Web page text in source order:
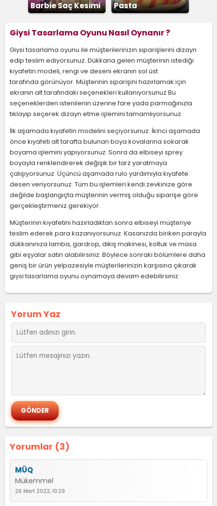
Barbie Saç Kesimi Pasta
Giysi Tasarlama Oyunu Nasıl Oynanır ?
Giysi tasarlama oyunu ile müşterilerinizin siparişlerini dizayn
edip teslim ediyorsunuz. Dükkana gelen müşterinin istediği
kıyafetin modeli, rengi ve deseni ekranın sol üst
tarafında görünüyor. Müşterinin siparişini hazırlamak için
ekranın alt tarafındaki seçenekleri kullanıyorsunuz Bu
seçeneklerden istenilenin üzerine fare yada parmağınızla
tıklayıp seçerek dizayn etme işlemini tamamlıyorsunuz.
İlk aşamada kıyafetin modelini seçiyorsunuz. İkinci aşamada
önce kıyafeti alt tarafta bulunan boya kovalarına sokarak
boyama işlemini yapıyorsunuz. Sonra da elbiseyi sprey
boyayla renklendirerek değişik bir tarz yaratmaya
çalışıyorsunuz. Üçüncü aşamada rulo yardımıyla kıyafete
desen veriyorsunuz. Tüm bu işlemleri kendi zevkinize göre
değilde başlangıçta müşterinin vermiş olduğu siparişe göre
gerçekleştirmeniz gerekiyor.
Müşterinin kıyafetini hazırladıktan sonra elbiseyi müşteriye
teslim ederek para kazanıyorsunuz. Kasanızda biriken parayla
dükkanınıza lamba, gardrop, dikiş makinesi, koltuk ve masa
gibi eşyalar satın alabilirsiniz. Böylece sonraki bölümlere daha
geniş bir ürün yelpazesiyle müşterilerinizin karşısına çıkarak
giysi tasarlama oyunu oynamaya devam edebilirsiniz.
Yorumlar (3)
MÜQ
Mükemmel
26 Mart 2022, 10:29
Yorum Yaz